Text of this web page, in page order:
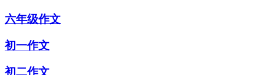
六年级作文
初一作文
初二作文